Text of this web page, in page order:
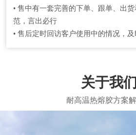
• 售中有一套完善的下单、跟单、出
范，言出必行
• 售后定时回访客户使用中的情况，
关于我们